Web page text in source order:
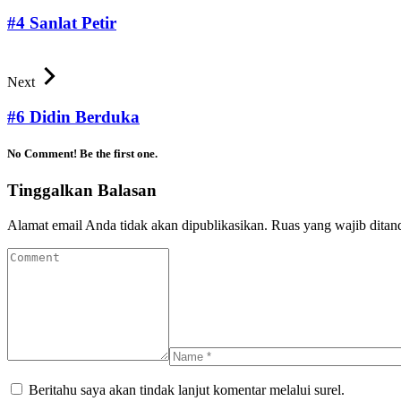
#4 Sanlat Petir
Next
#6 Didin Berduka
No Comment! Be the first one.
Tinggalkan Balasan
Alamat email Anda tidak akan dipublikasikan. Ruas yang wajib
Beritahu saya akan tindak lanjut komentar melalui surel.